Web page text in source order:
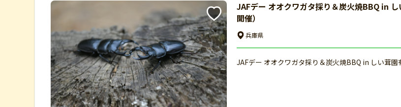
JAFデー オオクワガタ採り＆炭火焼BBQ in
開催）
兵庫県
JAFデー オオクワガタ採り＆炭火焼BBQ in しい茸